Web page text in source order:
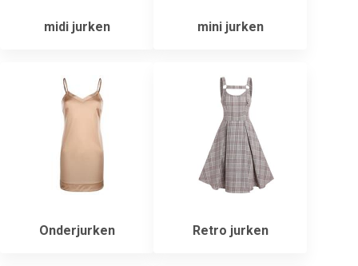
midi jurken mini jurken
Onderjurken Retro jurken